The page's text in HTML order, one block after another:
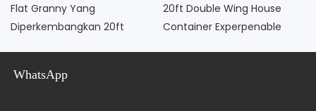
Flat Granny Yang
Diperkembangkan 20ft
20ft Double Wing House
Container Experpenable
WhatsApp